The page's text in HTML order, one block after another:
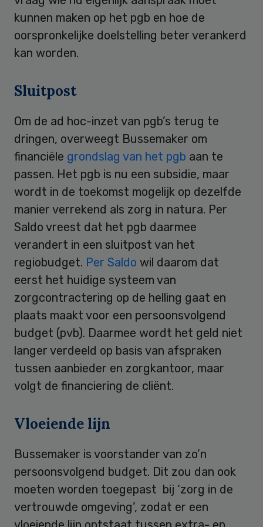
kunnen maken op het pgb en hoe de
oorspronkelijke doelstelling beter verankerd
kan worden.
Sluitpost
Om de ad hoc-inzet van pgb’s terug te
dringen, overweegt Bussemaker om
financiële grondslag van het pgb aan te
passen. Het pgb is nu een subsidie, maar
wordt in de toekomst mogelijk op dezelfde
manier verrekend als zorg in natura. Per
Saldo vreest dat het pgb daarmee
verandert in een sluitpost van het
regiobudget. Per Saldo wil daarom dat
eerst het huidige systeem van
zorgcontractering op de helling gaat en
plaats maakt voor een persoonsvolgend
budget (pvb). Daarmee wordt het geld niet
langer verdeeld op basis van afspraken
tussen aanbieder en zorgkantoor, maar
volgt de financiering de cliënt.
Vloeiende lijn
Bussemaker is voorstander van zo’n
persoonsvolgend budget. Dit zou dan ook
moeten worden toegepast bij ‘zorg in de
vertrouwde omgeving’, zodat er een